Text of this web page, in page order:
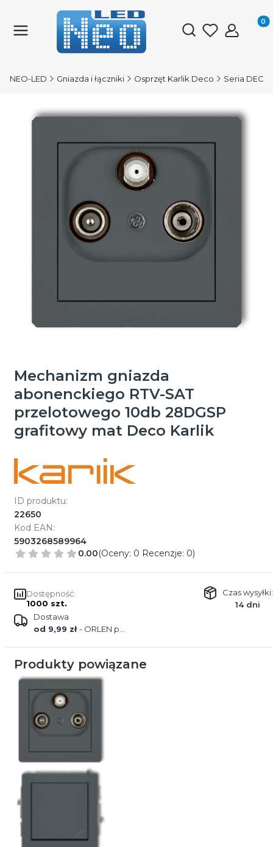
Otwórz
NEO-LED Gniazda i łączniki Osprzęt Karlik Deco Seria
Mechanizm gniazda
abonenckiego RTV-SAT
przelotowego 10db 28DGSP
grafitowy mat Deco Karlik
ID produktu:
22650
Kod EAN:
5903268589964
0.00(Oceny: 0 Recenzje: 0)
Dostępność:
1000 szt.
Czas wysyłki:
14 dni
Dostawa
od 9,99 zł- ORLEN paczka
Produkty powiązane